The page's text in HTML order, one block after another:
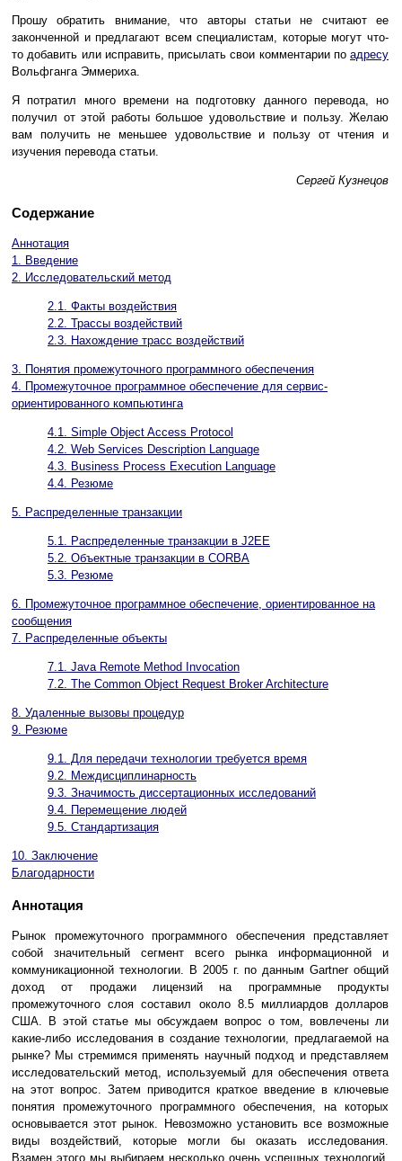
Прошу обратить внимание, что авторы статьи не считают ее
законченной и предлагают всем специалистам, которые могут что-
то добавить или исправить, присылать свои комментарии по адресу
Вольфганга Эммериха.
Я потратил много времени на подготовку данного перевода, но
получил от этой работы большое удовольствие и пользу. Желаю
вам получить не меньшее удовольствие и пользу от чтения и
изучения перевода статьи.
Сергей Кузнецов
Содержание
Аннотация
1. Введение
2. Исследовательский метод
2.1. Факты воздействия
2.2. Трассы воздействий
2.3. Нахождение трасс воздействий
3. Понятия промежуточного программного обеспечения
4. Промежуточное программное обеспечение для сервис-
ориентированного компьютинга
4.1. Simple Object Access Protocol
4.2. Web Services Description Language
4.3. Business Process Execution Language
4.4. Резюме
5. Распределенные транзакции
5.1. Распределенные транзакции в J2EE
5.2. Объектные транзакции в CORBA
5.3. Резюме
6. Промежуточное программное обеспечение, ориентированное на
сообщения
7. Распределенные объекты
7.1. Java Remote Method Invocation
7.2. The Common Object Request Broker Architecture
8. Удаленные вызовы процедур
9. Резюме
9.1. Для передачи технологии требуется время
9.2. Междисциплинарность
9.3. Значимость диссертационных исследований
9.4. Перемещение людей
9.5. Стандартизация
10. Заключение
Благодарности
Аннотация
Рынок промежуточного программного обеспечения представляет
собой значительный сегмент всего рынка информационной и
коммуникационной технологии. В 2005 г. по данным Gartner общий
доход от продажи лицензий на программные продукты
промежуточного слоя составил около 8.5 миллиардов долларов
США. В этой статье мы обсуждаем вопрос о том, вовлечены ли
какие-либо исследования в создание технологии, предлагаемой на
рынке? Мы стремимся применять научный подход и представляем
исследовательский метод, используемый для обеспечения ответа
на этот вопрос. Затем приводится краткое введение в ключевые
понятия промежуточного программного обеспечения, на которых
основывается этот рынок. Невозможно установить все возможные
виды воздействий, которые могли бы оказать исследования.
Взамен этого мы выбираем несколько очень успешных технологий,